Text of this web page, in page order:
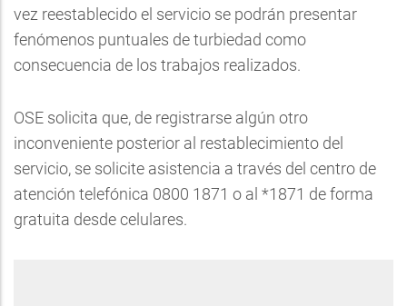
vez reestablecido el servicio se podrán presentar
fenómenos puntuales de turbiedad como
consecuencia de los trabajos realizados.
OSE solicita que, de registrarse algún otro
inconveniente posterior al restablecimiento del
servicio, se solicite asistencia a través del centro de
atención telefónica 0800 1871 o al *1871 de forma
gratuita desde celulares.